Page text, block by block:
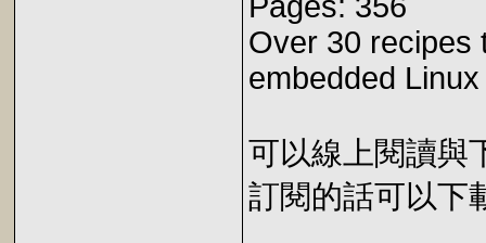
Over 30 recipes
embedded
可以線上閱讀與
訂閱的話可以下